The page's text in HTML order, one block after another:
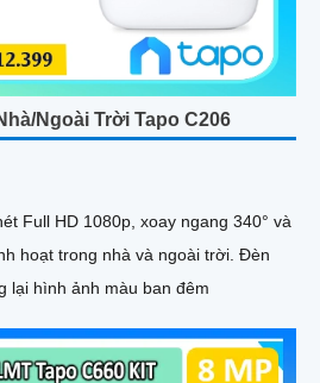
Ngoài Trời Tapo C206
Full HD 1080p, xoay ngang 340° và
trong nhà và ngoài trời. Đèn
lại hình ảnh màu ban đêm